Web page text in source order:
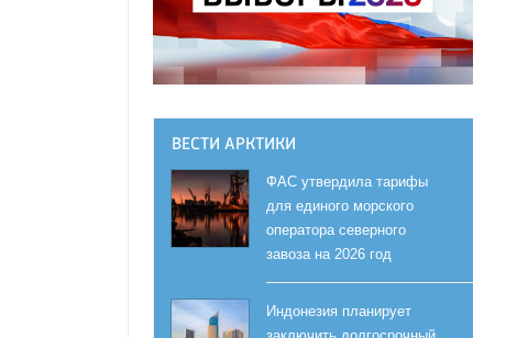
ВЕСТИ АРКТИКИ
ФАС утвердила тарифы
для единого морского
оператора северного
завоза на 2026 год
Индонезия планирует